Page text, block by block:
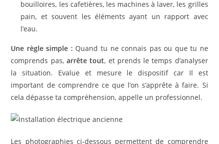
bouilloires, les cafetières, les machines à laver, les grilles
pain, et souvent les éléments ayant un rapport avec
l’eau.
Une règle simple : Quand tu ne connais pas ou que tu ne
comprends pas, arrête tout, et prends le temps d’analyser
la situation. Evalue et mesure le dispositif car Il est
important de comprendre ce que l’on s’apprête à faire. Si
cela dépasse ta compréhension, appelle un professionnel.
Les photographies ci-dessous permettent de comprendre